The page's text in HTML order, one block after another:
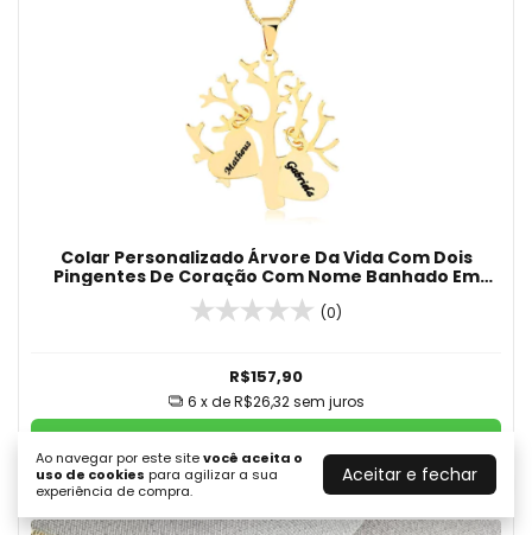
Ao navegar por este sitevocê aceita o
uso de cookies para agilizar a sua
experiência de compra.
Aceitar e fechar
Colar Personalizado Árvore Da Vida Com Dois
Pingentes De Coração Com Nome Banhado Em
Ouro 18K
(0)
R$157,90
6 x deR$26,32 sem juros